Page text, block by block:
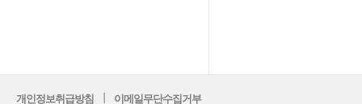
개인정보취급방침 이메일무단수집거부